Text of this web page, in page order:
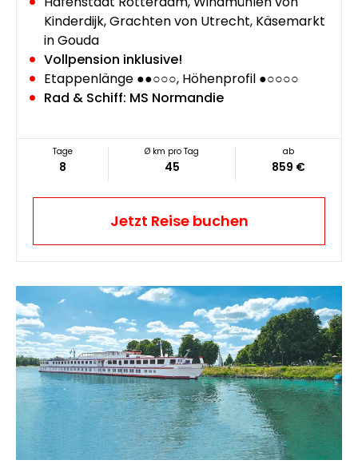
Kinderdijk, Grachten von Utrecht, Käsemarkt
in Gouda
Vollpension inklusive!
Etappenlänge ●●○○○, Höhenprofil ●○○○○
Rad & Schiff: MS Normandie
Tage
8
Ø km pro Tag
45
ab
859 €
Jetzt Reise buchen